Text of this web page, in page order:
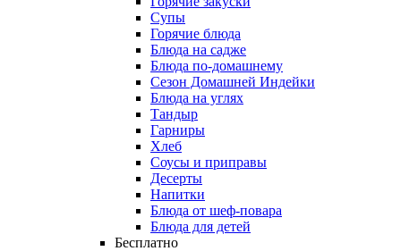
Супы
Горячие блюда
Блюда на садже
Блюда по-домашнему
Сезон Домашней Индейки
Блюда на углях
Тандыр
Гарниры
Хлеб
Соусы и приправы
Десерты
Напитки
Блюда от шеф-повара
Блюда для детей
Бесплатно